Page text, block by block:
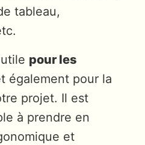
tableau,
pour les
également pour la
projet. Il est
à prendre en
et